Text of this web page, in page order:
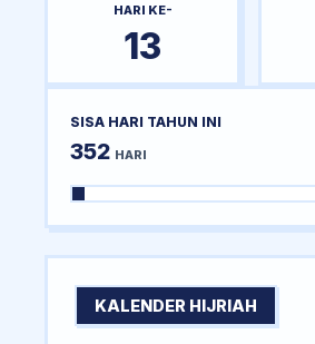
HARI KE-
13
SISA HARI TAHUN INI
352 HARI
KALENDER HIJRIAH